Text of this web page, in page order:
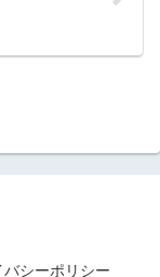
バシーポリシー